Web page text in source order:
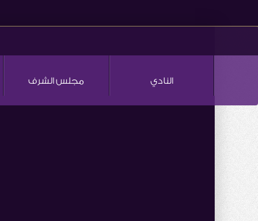
النادي مجلس الشرف